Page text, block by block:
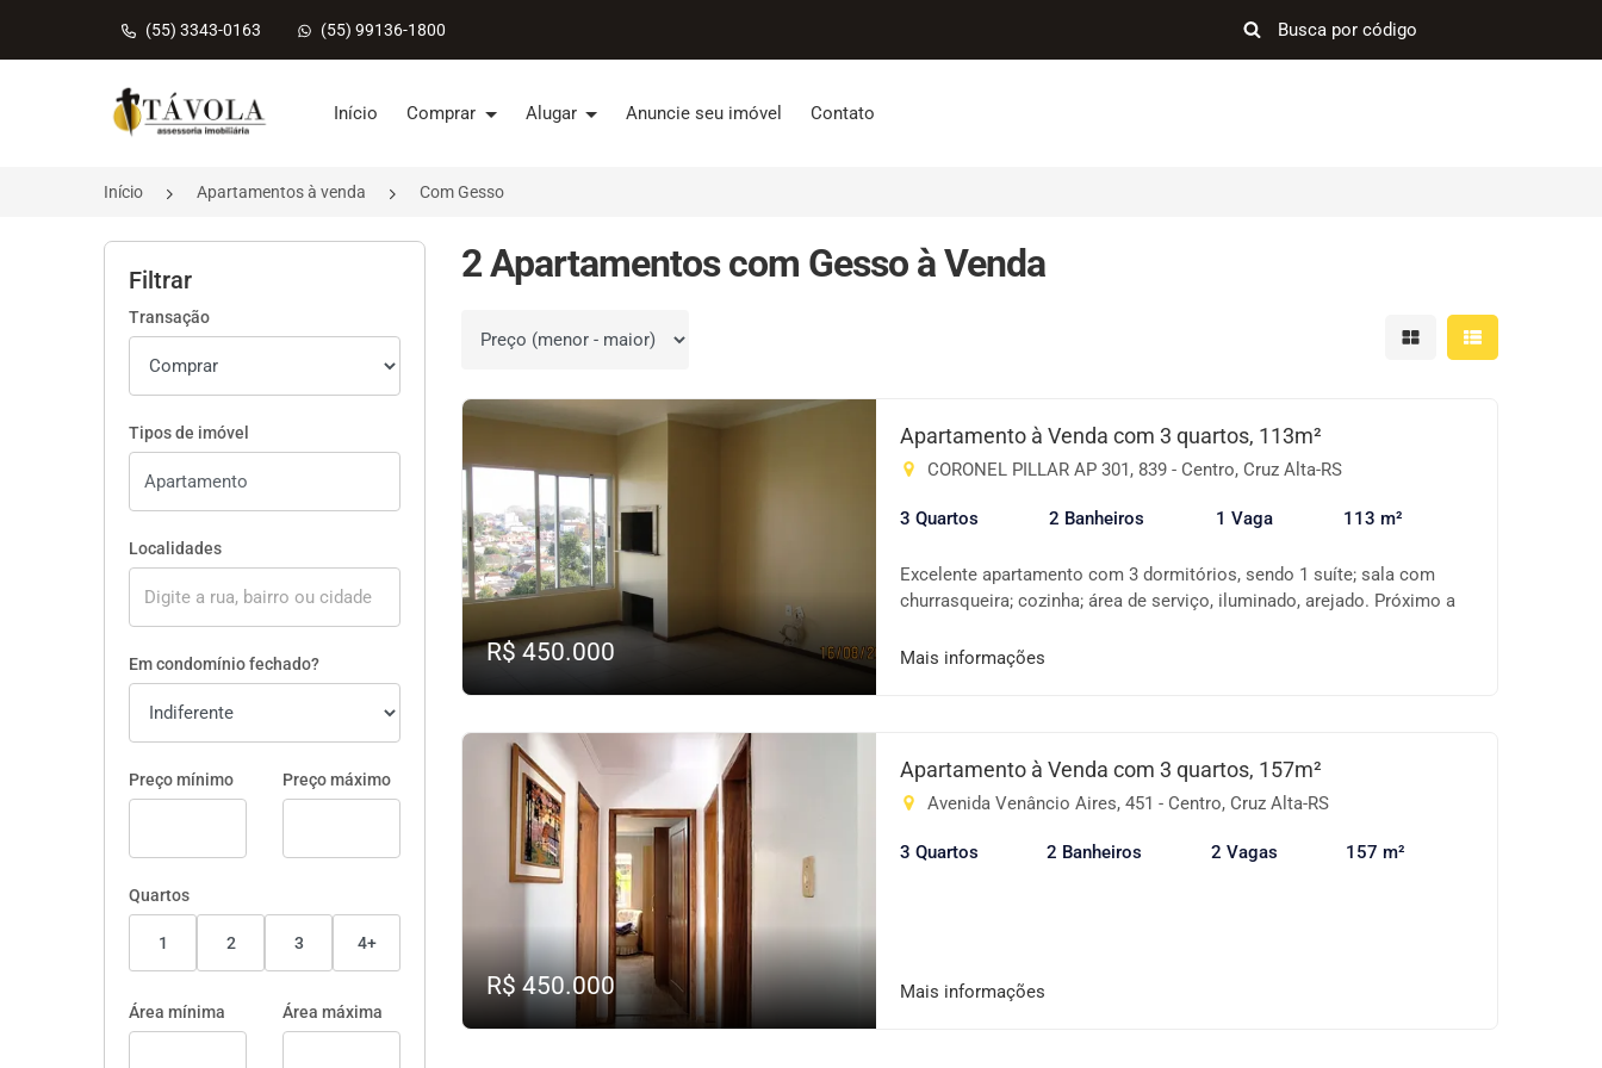
(55) 3343-0163 (55) 99136-1800
Página inicial
Início Comprar Alugar Anuncie seu imóvel Contato
Início Apartamentos à venda Com Gesso
Filtrar
Transação
Tipos de imóvel
Localidades
Em condomínio fechado?
Preço mínimo Preço máximo
Quartos
1 2 3 4+
Área mínima Área máxima
2 Apartamentos com Gesso à Venda
Ordenar por Mostrar resultados em
Mostrar
R$ 450.000
Apartamento à Venda com 3 quartos, 113m²
CORONEL PILLAR AP 301, 839 - Centro, Cruz Alta-RS
3 Quartos 2 Banheiros 1 Vaga 113 m²
Excelente apartamento com 3 dormitórios, sendo 1 suíte; sala com
churrasqueira; cozinha; área de serviço, iluminado, arejado. Próximo a
mais informações. Valores sujeitos a alteração.
Mais informações
R$ 450.000
Apartamento à Venda com 3 quartos, 157m²
Avenida Venâncio Aires, 451 - Centro, Cruz Alta-RS
3 Quartos 2 Banheiros 2 Vagas 157 m²
Mais informações